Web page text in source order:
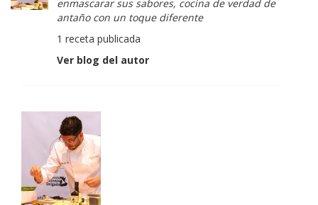
enmascarar sus sabores, cocina de verdad de
antaño con un toque diferente
1 receta publicada
Ver blog del autor